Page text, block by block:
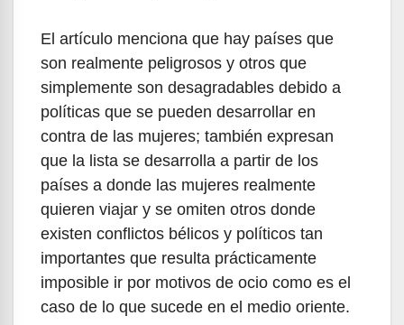
El artículo menciona que hay países que
son realmente peligrosos y otros que
simplemente son desagradables debido a
políticas que se pueden desarrollar en
contra de las mujeres; también expresan
que la lista se desarrolla a partir de los
países a donde las mujeres realmente
quieren viajar y se omiten otros donde
existen conflictos bélicos y políticos tan
importantes que resulta prácticamente
imposible ir por motivos de ocio como es el
caso de lo que sucede en el medio oriente.